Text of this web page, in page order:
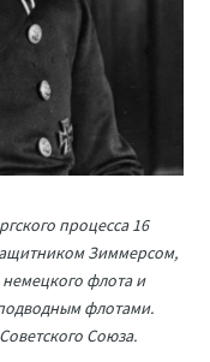
процесса 16
Зиммерсом,
флота и
флотами.
Союза.